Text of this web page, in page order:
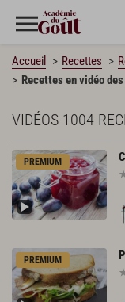
Accueil Recettes
Recettes en vidéo
VIDÉOS 1004
PREMIUM
PREMIUM